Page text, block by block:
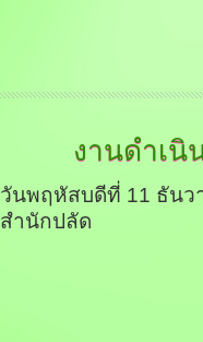
งานดำเนิ
วันพฤหัสบดีที่ 11 ธันว
สำนักปลัด